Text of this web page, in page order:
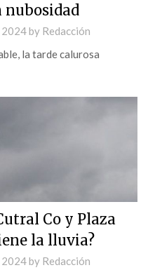
nubosidad
2024by Redacción
la tarde calurosa
Co y Plaza
la lluvia?
2024by Redacción